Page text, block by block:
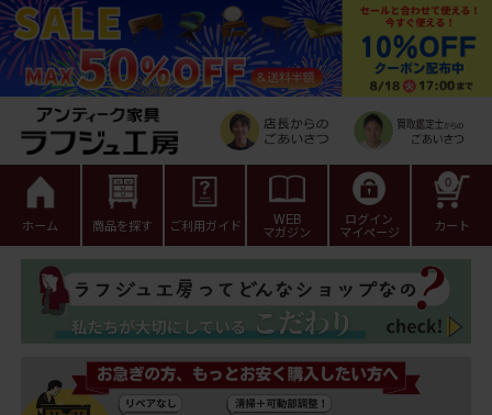
ホーム 商品を探す ご利用ガイド WEB
マガジン
ログイン
マイページ カート
0